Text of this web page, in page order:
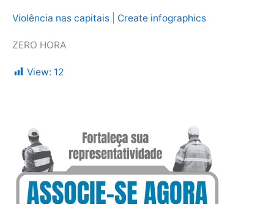
Violência nas capitais Create infographics
ZERO HORA
View: 12